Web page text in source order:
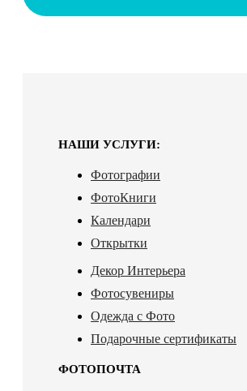
НАШИ УСЛУГИ:
Фотографии
ФотоКниги
Календари
Открытки
Декор Интерьера
Фотосувениры
Одежда с Фото
Подарочные сертификаты
ФОТОПОЧТА